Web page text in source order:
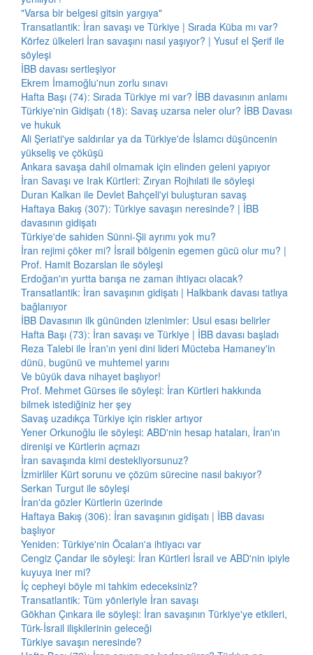
"Varsa bir belgesi gitsin yargıya"
Transatlantik: İran savaşı ve Türkiye | Sırada Küba mı var?
Körfez ülkeleri İran savaşını nasıl yaşıyor? | Yusuf el Şerif ile
söyleşi
İBB davası sertleşiyor
Ekrem İmamoğlu'nun zorlu sınavı
Hafta Başı (74): Sırada Türkiye mi var? İBB davasının anlamı
Türkiye'nin Gidişatı (18): Savaş uzarsa neler olur? İBB Davası
ve hukuk
Ali Şeriati'ye saldırılar ya da Türkiye'de İslamcı düşüncenin
yükseliş ve çöküşü
Ankara savaşa dahil olmamak için elinden geleni yapıyor
İran Savaşı ve Irak Kürtleri: Zıryan Rojhılati ile söyleşi
Duran Kalkan ile Devlet Bahçeli'yi buluşturan savaş
Haftaya Bakış (307): Türkiye savaşın neresinde? | İBB
davasının gidişatı
Türkiye'de sahiden Sünni-Şii ayrımı yok mu?
İran rejimi çöker mi? İsrail bölgenin egemen gücü olur mu? |
Prof. Hamit Bozarslan ile söyleşi
Erdoğan'ın yurtta barışa ne zaman ihtiyacı olacak?
Transatlantik: İran savaşının gidişatı | Halkbank davası tatlıya
bağlanıyor
İBB Davasının ilk gününden izlenimler: Usul esası belirler
Hafta Başı (73): İran savaşı ve Türkiye | İBB davası başladı
Reza Talebi ile İran'ın yeni dini lideri Mücteba Hamaney'in
dünü, bugünü ve muhtemel yarını
Ve büyük dava nihayet başlıyor!
Prof. Mehmet Gürses ile söyleşi: İran Kürtleri hakkında
bilmek istediğiniz her şey
Savaş uzadıkça Türkiye için riskler artıyor
Yener Orkunoğlu ile söyleşi: ABD'nin hesap hataları, İran'ın
direnişi ve Kürtlerin açmazı
İran savaşında kimi destekliyorsunuz?
İzmirliler Kürt sorunu ve çözüm sürecine nasıl bakıyor?
Serkan Turgut ile söyleşi
İran'da gözler Kürtlerin üzerinde
Haftaya Bakış (306): İran savaşının gidişatı | İBB davası
başlıyor
Yeniden: Türkiye'nin Öcalan'a ihtiyacı var
Cengiz Çandar ile söyleşi: İran Kürtleri İsrail ve ABD'nin ipiyle
kuyuya iner mi?
İç cepheyi böyle mi tahkim edeceksiniz?
Transatlantik: Tüm yönleriyle İran savaşı
Gökhan Çınkara ile söyleşi: İran savaşının Türkiye'ye etkileri,
Türk-İsrail ilişkilerinin geleceği
Türkiye savaşın neresinde?